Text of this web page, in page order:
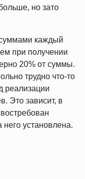
но зато
каждый
при получении
20% от суммы.
трудно что-то
реализации
Это зависит, в
него установлена.